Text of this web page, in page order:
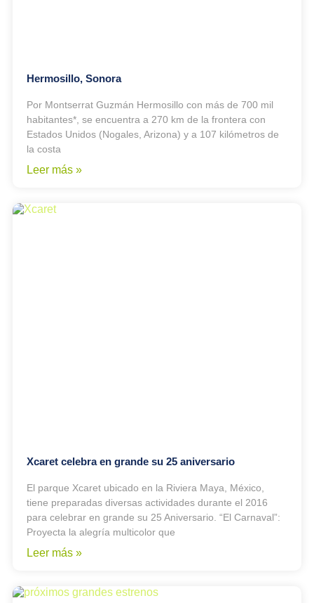
Hermosillo, Sonora
Por Montserrat Guzmán Hermosillo con más de 700 mil
habitantes*, se encuentra a 270 km de la frontera con
Estados Unidos (Nogales, Arizona) y a 107 kilómetros de
la costa
Leer más »
Xcaret celebra en grande su 25 aniversario
El parque Xcaret ubicado en la Riviera Maya, México,
tiene preparadas diversas actividades durante el 2016
para celebrar en grande su 25 Aniversario. “El Carnaval”:
Proyecta la alegría multicolor que
Leer más »